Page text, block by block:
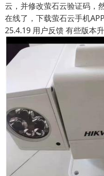
云，并修改萤石云验证码，
在线了，下载萤石云手机
25.4.19 用户反馈 有些版本